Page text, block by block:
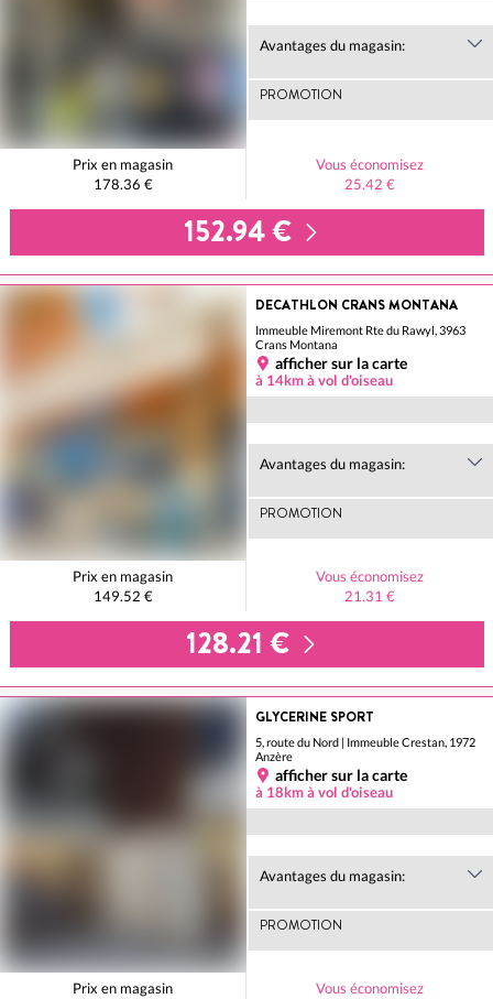
Avantages du magasin:
PROMOTION
Prix en magasin
178.36 €
Vous économisez
25.42 €
152.94 €
DECATHLON CRANS MONTANA
Immeuble Miremont Rte du Rawyl, 3963
Crans Montana
afficher sur la carte
à 14km à vol d'oiseau
Avantages du magasin:
PROMOTION
Prix en magasin
149.52 €
Vous économisez
21.31 €
128.21 €
GLYCERINE SPORT
5, route du Nord | Immeuble Crestan, 1972
Anzère
afficher sur la carte
à 18km à vol d'oiseau
Avantages du magasin:
PROMOTION
Prix en magasin
Vous économisez